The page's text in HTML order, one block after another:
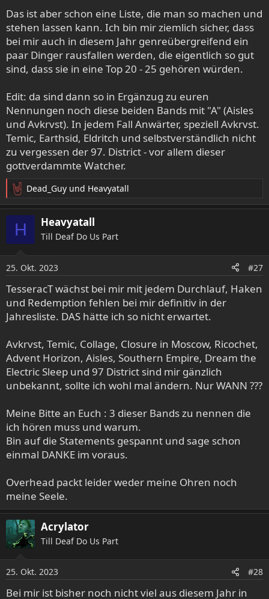
10. Soen : Memorial
11. Course Of Fate : Somnium
Das ist aber schon eine Liste, die man so machen und
stehen lassen kann. Ich bin mir ziemlich sicher, dass
bei mir auch in diesem Jahr genreübergreifend ein
paar Dinger rausfallen werden, die eigentlich so gut
sind, dass sie in eine Top 20 - 25 gehören würden.
Edit: da sind dann so in Ergänzug zu euren
Nennungen noch diese beiden Bands mit "A" (Aisles
und Avkrvst). In jedem Fall Anwärter, speziell Avkrvst.
Temic, Earthsid, Eldritch und selbstverständlich nicht
zu vergessen der 97. District - vor allem dieser
gottverdammte Watcher.
R
e
a
n
e
n
:
Dead_Guy und Heavyatall
H Heavyatall
Till Deaf Do Us Part
25. Okt. 2023 #27
TesseracT wächst bei mir mit jedem Durchlauf, Haken
und Redemption fehlen bei mir definitiv in der
Jahresliste. DAS hätte ich so nicht erwartet.
Avkrvst, Temic, Collage, Closure in Moscow, Ricochet,
Advent Horizon, Aisles, Southern Empire, Dream the
Electric Sleep und 97 District sind mir gänzlich
unbekannt, sollte ich wohl mal ändern. Nur WANN ???
Meine Bitte an Euch : 3 dieser Bands zu nennen die
ich hören muss und warum.
Bin auf die Statements gespannt und sage schon
einmal DANKE im voraus.
Overhead packt leider weder meine Ohren noch
meine Seele.
Acrylator
Till Deaf Do Us Part
25. Okt. 2023 #28
Bei mir ist bisher noch nicht viel aus diesem Jahr in